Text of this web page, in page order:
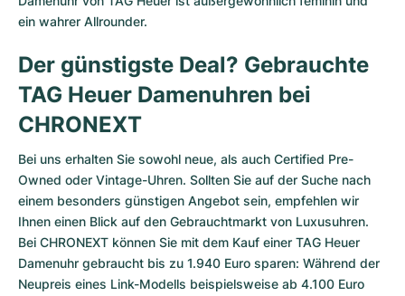
ein wahrer Allrounder.
Der günstigste Deal? Gebrauchte
TAG Heuer Damenuhren bei
CHRONEXT
Bei uns erhalten Sie sowohl neue, als auch Certified Pre-
Owned oder Vintage-Uhren. Sollten Sie auf der Suche nach
einem besonders günstigen Angebot sein, empfehlen wir
Ihnen einen Blick auf den Gebrauchtmarkt von Luxusuhren.
Bei CHRONEXT können Sie mit dem Kauf einer TAG Heuer
Damenuhr gebraucht bis zu 1.940 Euro sparen: Während der
Neupreis eines Link-Modells beispielsweise ab 4.100 Euro